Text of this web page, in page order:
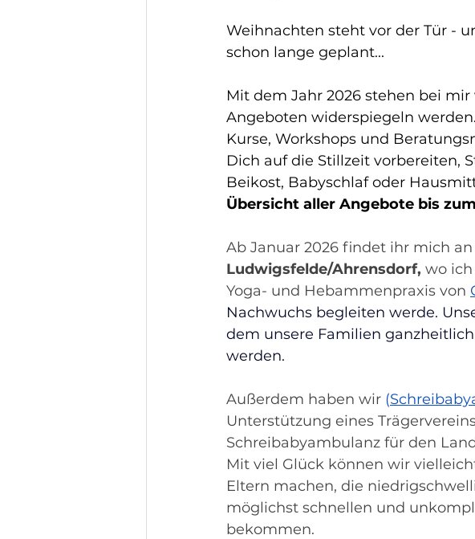
Weihnachten steht vor der Tür -
schon lange geplant...
Mit dem Jahr 2026 stehen bei
Angeboten widerspiegeln
Kurse, Workshops und
Dich auf die Stillzeit vorbereiten,
Beikost, Babyschlaf oder
Übersicht aller Angebote bis
Ab Januar 2026 findet ihr mich
Ludwigsfelde/Ahrensdorf, wo
Yoga- und Hebammenpraxis von
Nachwuchs begleiten werde.
dem unsere Familien
werden.
Außerdem haben wir (
Unterstützung eines
Schreibabyambulanz für den
Mit viel Glück können wir
Eltern machen, die
möglichst schnellen und
bekommen.